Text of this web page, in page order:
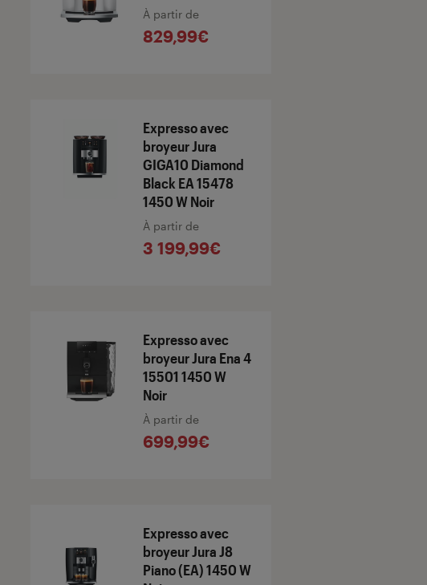
À partir de
829,99€
Expresso avec
broyeur Jura
GIGA10 Diamond
Black EA 15478
1450 W Noir
À partir de
3 199,99€
Expresso avec
broyeur Jura Ena 4
15501 1450 W
Noir
À partir de
699,99€
Expresso avec
broyeur Jura J8
Piano (EA) 1450 W